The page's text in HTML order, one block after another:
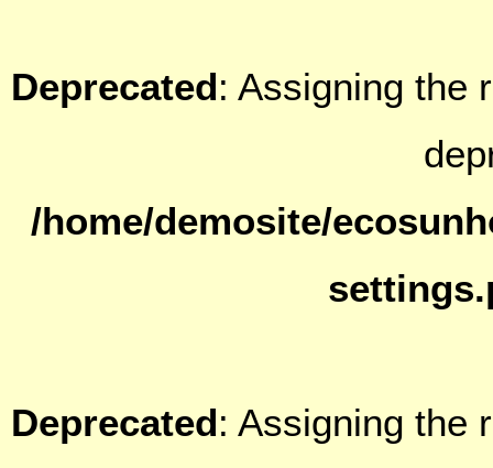
Deprecated: Assigning the
/home/demosite/
Deprecated: Assigning the